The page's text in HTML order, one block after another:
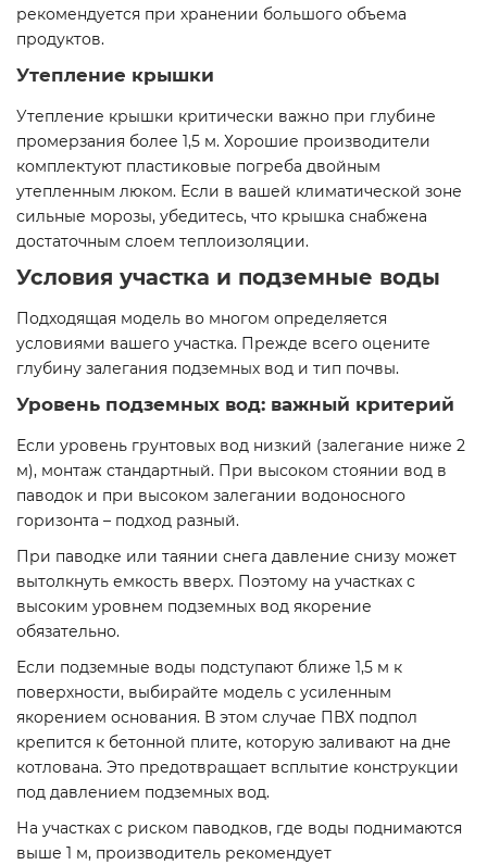
рекомендуется при хранении большого объема
продуктов.
Утепление крышки
Утепление крышки критически важно при глубине
промерзания более 1,5 м. Хорошие производители
комплектуют пластиковые погреба двойным
утепленным люком. Если в вашей климатической зоне
сильные морозы, убедитесь, что крышка снабжена
достаточным слоем теплоизоляции.
Условия участка и подземные воды
Подходящая модель во многом определяется
условиями вашего участка. Прежде всего оцените
глубину залегания подземных вод и тип почвы.
Уровень подземных вод: важный критерий
Если уровень грунтовых вод низкий (залегание ниже 2
м), монтаж стандартный. При высоком стоянии вод в
паводок и при высоком залегании водоносного
горизонта – подход разный.
При паводке или таянии снега давление снизу может
вытолкнуть емкость вверх. Поэтому на участках с
высоким уровнем подземных вод якорение
обязательно.
Если подземные воды подступают ближе 1,5 м к
поверхности, выбирайте модель с усиленным
якорением основания. В этом случае ПВХ подпол
крепится к бетонной плите, которую заливают на дне
котлована. Это предотвращает всплытие конструкции
под давлением подземных вод.
На участках с риском паводков, где воды поднимаются
выше 1 м, производитель рекомендует